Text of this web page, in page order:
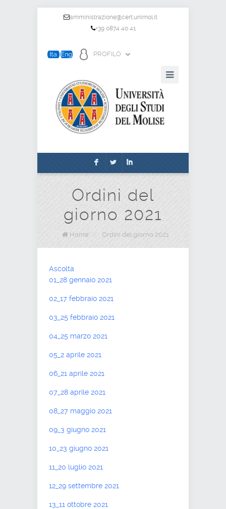
amministrazione@cert.unimol.it
+39 0874 40 41
PROFILO
F L I
Ordini del
giorno 2021
Home / Ordini del giorno 2021
Ascolta
01_28 gennaio 2021
02_17 febbraio 2021
03_25 febbraio 2021
04_25 marzo 2021
05_2 aprile 2021
06_21 aprile 2021
07_28 aprile 2021
08_27 maggio 2021
09_3 giugno 2021
10_23 giugno 2021
11_20 luglio 2021
12_29 settembre 2021
13_11 ottobre 2021